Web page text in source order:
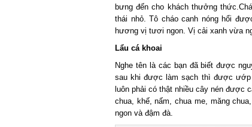
bưng đến cho khách thưởng
thái nhỏ. Tô cháo canh nóng hổi
hương vị tươi ngon. Vị cải xanh vừa
Lẩu cá khoai
Nghe tên là các bạn đã biết được
sau khi được làm sạch thì được ướp
luôn phải có thật nhiều cây nén được
chua, khế, nấm, chua me, măng
ngon và đậm đà.